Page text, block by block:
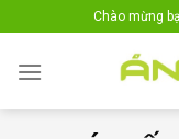
to
content
Chào mừng